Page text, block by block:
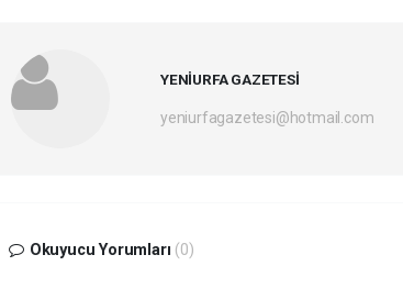
YENİURFA GAZETESİ
yeniurfagazetesi@hotmail.com
Okuyucu Yorumları (0)